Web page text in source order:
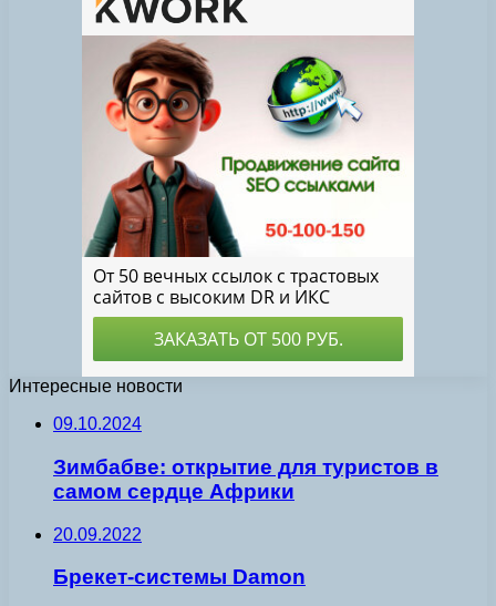
Интересные новости
09.10.2024
Зимбабве: открытие для туристов в
самом сердце Африки
20.09.2022
Брекет-сиcтемы Damon